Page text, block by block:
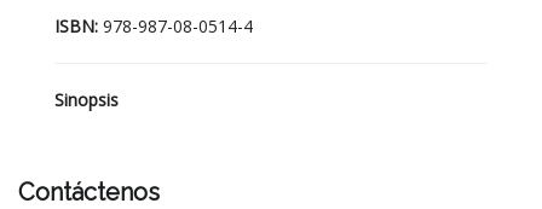
ISBN: 978-987-08-0514-4
Sinopsis
Contáctenos